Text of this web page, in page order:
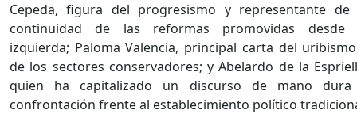
Cepeda, figura del progresismo y representante de
continuidad de las reformas promovidas desde
izquierda; Paloma Valencia, principal carta del
de los sectores conservadores; y Abelardo de la
quien ha capitalizado un discurso de mano
confrontación frente al establecimiento político